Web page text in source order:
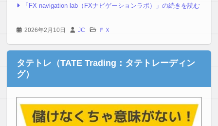
「FX navigation lab（FXナビゲーションラボ）」の続きを読む
2026年2月10日 JC ＦＸ
タテトレ（TATE Trading：タテトレーディン
グ）